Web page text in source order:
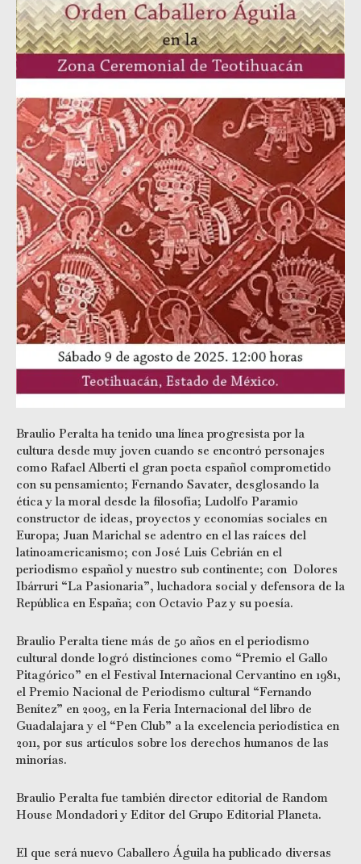
Braulio Peralta ha tenido una línea progresista por la
cultura desde muy joven cuando se encontró personajes
como Rafael Alberti el gran poeta español comprometido
con su pensamiento; Fernando Savater, desglosando la
ética y la moral desde la filosofía; Ludolfo Paramio
constructor de ideas, proyectos y economías sociales en
Europa; Juan Marichal se adentro en el las raíces del
latinoamericanismo; con José Luis Cebrián en el
periodismo español y nuestro sub continente; con Dolores
Ibárruri “La Pasionaria”, luchadora social y defensora de la
República en España; con Octavio Paz y su poesía.
Braulio Peralta tiene más de 50 años en el periodismo
cultural donde logró distinciones como “Premio el Gallo
Pitagórico” en el Festival Internacional Cervantino en 1981,
el Premio Nacional de Periodismo cultural “Fernando
Benítez” en 2003, en la Feria Internacional del libro de
Guadalajara y el “Pen Club” a la excelencia periodística en
2011, por sus artículos sobre los derechos humanos de las
minorías.
Braulio Peralta fue también director editorial de Random
House Mondadori y Editor del Grupo Editorial Planeta.
El que será nuevo Caballero Águila ha publicado diversas